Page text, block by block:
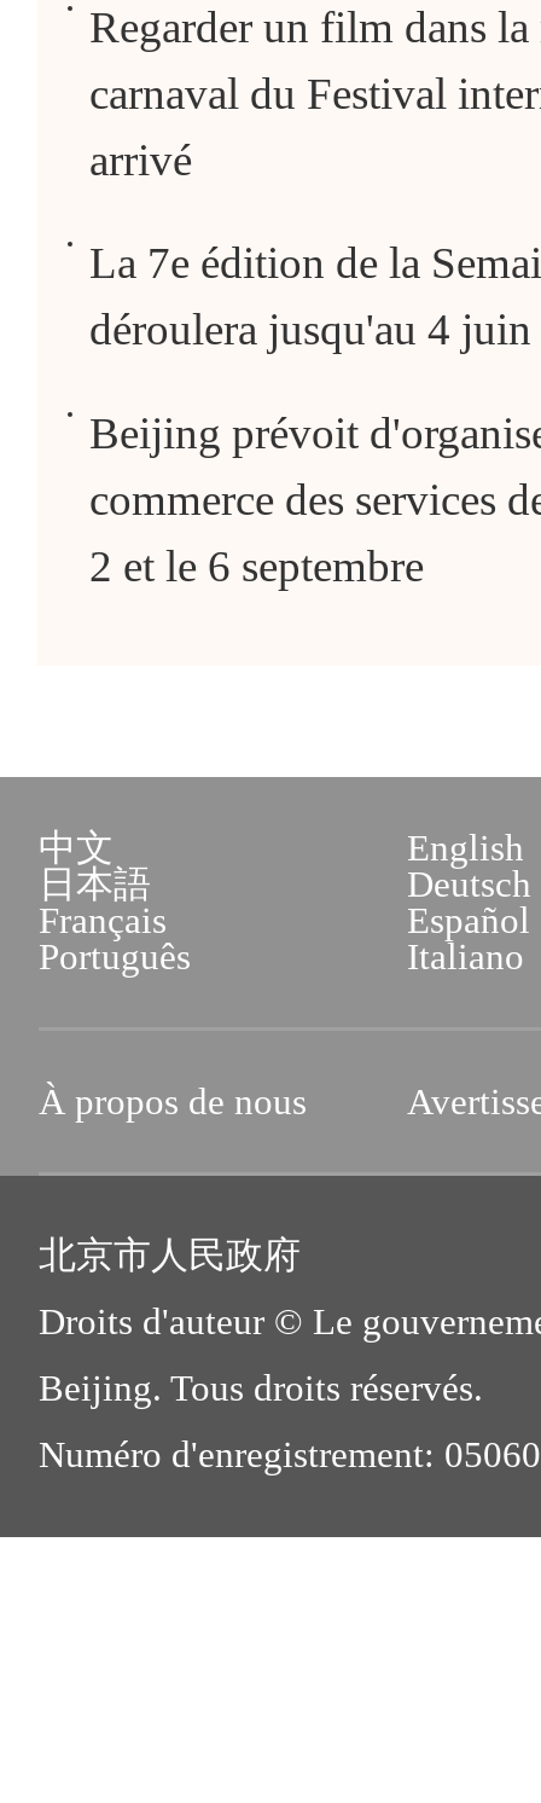
Regarder un film dans
carnaval du Festival
arrivé
La 7e édition de la
déroulera jusqu'au 4 juin
Beijing prévoit
commerce des services
2 et le 6 septembre
中文
English
日本語
Deutsch
Français
Español
Português
Italiano
À propos de nous
北京市人民政府
Droits d'auteur © Le
Beijing. Tous droits réservés.
Numéro d'enregistrement: